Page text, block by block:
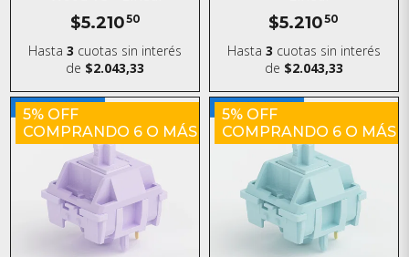
$5.21050
Hasta3 cuotas sin interés
de $2.043,33
$5.21050
Hasta 3 cuotas sin interés
de $2.043,33
5% OFF
COMPRANDO 6 O MÁS
5% OFF
COMPRANDO 6 O MÁS